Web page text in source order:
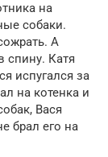
на
собаки.
А
спину. Катя
испугался за
на котенка и
Вася
брал его на